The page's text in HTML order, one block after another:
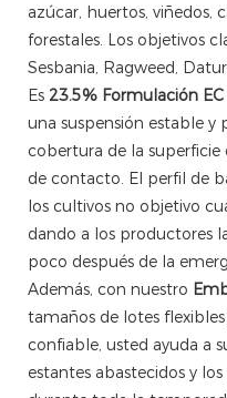
azúcar, huertos, viñedos,
forestales. Los objetivos
Sesbania, Ragweed,
Es 23.5% Formulación EC
una suspensión estable
cobertura de la
de contacto. El perfil de
los cultivos no objetivo
dando a los productores
poco después de la
Además, con nuestro
tamaños de lotes
confiable, usted ayuda a
estantes abastecidos y